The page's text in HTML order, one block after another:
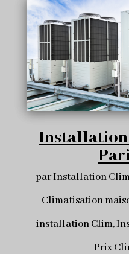
parInstallation
Climatisation
installation Clim,
Prix